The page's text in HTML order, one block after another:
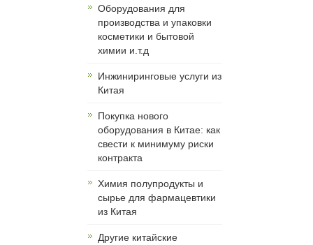
Оборудования для
производства и упаковки
косметики и бытовой
химии и.т.д
Инжиниринговые услуги из
Китая
Покупка нового
оборудования в Китае: как
свести к минимуму риски
контракта
Химия полупродукты и
сырье для фармацевтики
из Китая
Другие китайские